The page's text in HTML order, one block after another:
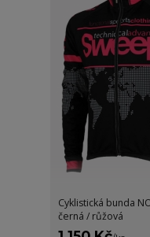
Cyklistická bunda
černá / růžová